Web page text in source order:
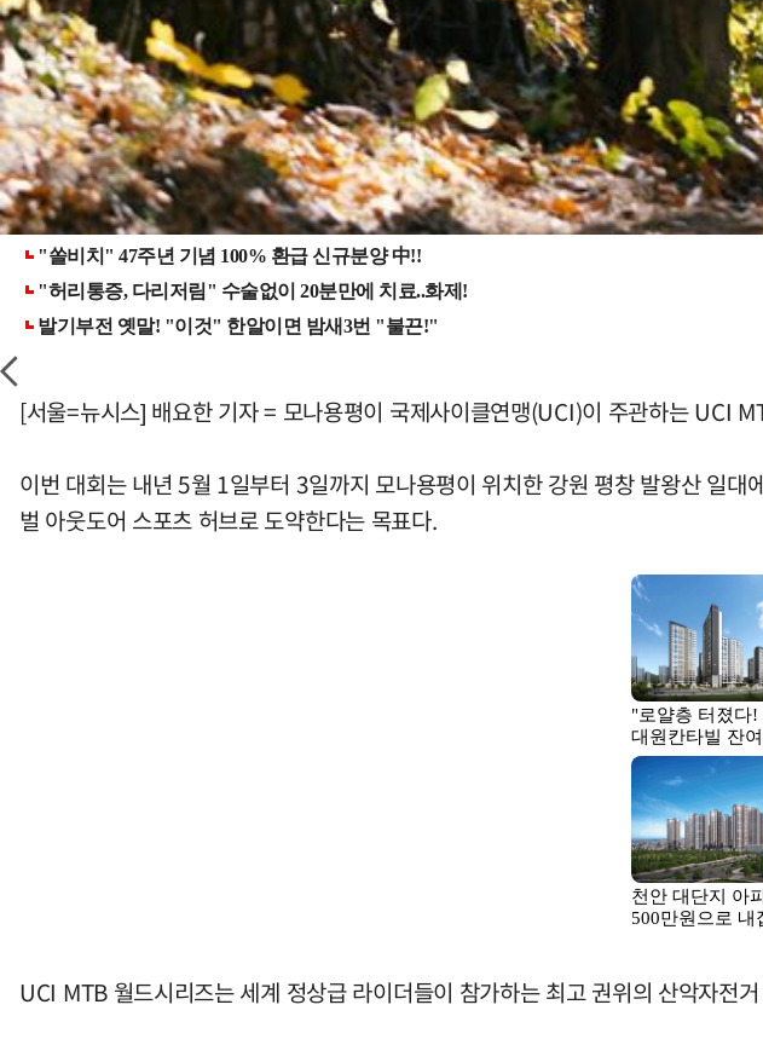
[서울=뉴시스] 배요한 기자 = 모나용평이 국제사이클연맹(UCI)이 주관하는
이번 대회는 내년 5월 1일부터 3일까지 모나용평이 위치한 강원 평창 발왕산 일
벌 아웃도어 스포츠 허브로 도약한다는 목표다.
UCI MTB 월드시리즈는 세계 정상급 라이더들이 참가하는 최고 권위의 산악자전